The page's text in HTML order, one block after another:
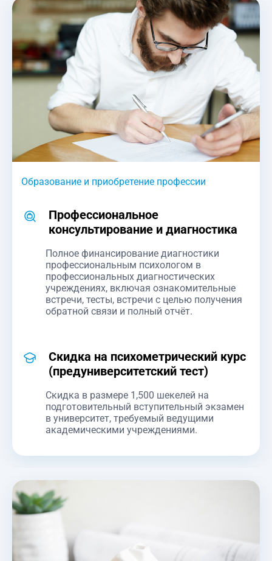
Образование и приобретение профессии
Профессиональное
консультирование и диагностика
Полное финансирование диагностики
профессиональным психологом в
профессиональных диагностических
учреждениях, включая ознакомительные
встречи, тесты, встречи с целью получения
обратной связи и полный отчёт.
Скидка на психометрический курс
(предуниверситетский тест)
Скидка в размере 1,500 шекелей на
подготовительный вступительный экзамен
в университет, требуемый ведущими
академическими учреждениями.